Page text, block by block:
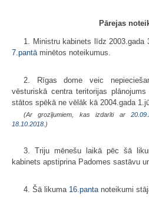
Pārejas
1. Ministru kabinets līdz 2003.gada
7.pantā minētos noteikumus.
2. Rīgas dome veic
vēsturiskā centra teritorijas
stātos spēkā ne vēlāk kā 2004.gada
(Ar grozījumiem, kas izdarīti ar
18.10.2018. )
3. Triju mēnešu laikā pēc šā
kabinets apstiprina Padomes sastāvu
4. Šā likuma 16.panta noteikumi